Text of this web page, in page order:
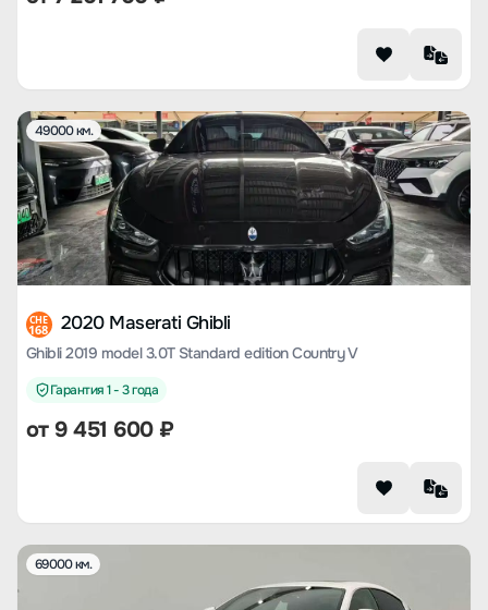
49000 км.
CHE
168 2020 Maserati Ghibli
Ghibli 2019 model 3.0T Standard edition Country V
Гарантия 1 - 3 года
от9 451 600₽
69000 км.